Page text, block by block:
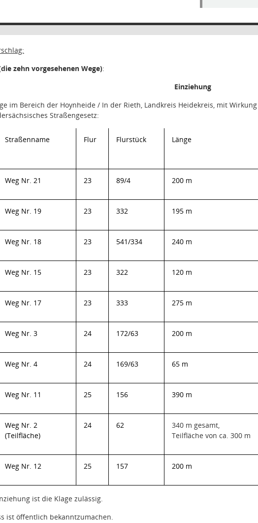
zehn vorgesehenen Wege):
Einziehung
im Bereich der Hoynheide / In der Rieth, Landkreis Heidekreis, mit
Straßengesetz:
Straßenname Flur Flurstück Länge
Weg Nr. 21 23 89/4 200 m
Weg Nr. 19 23 332 195 m
Weg Nr. 18 23 541/334 240 m
Weg Nr. 15 23 322 120 m
Weg Nr. 17 23 333 275 m
Weg Nr. 3 24 172/63 200 m
Weg Nr. 4 24 169/63 65 m
Weg Nr. 11 25 156 390 m
Weg Nr. 2
(Teilfläche)
24 62
340 m gesamt,
Teilfläche von ca. 300 m
Weg Nr. 12 25 157 200 m
ist die Klage zulässig.
ist öffentlich bekanntzumachen.